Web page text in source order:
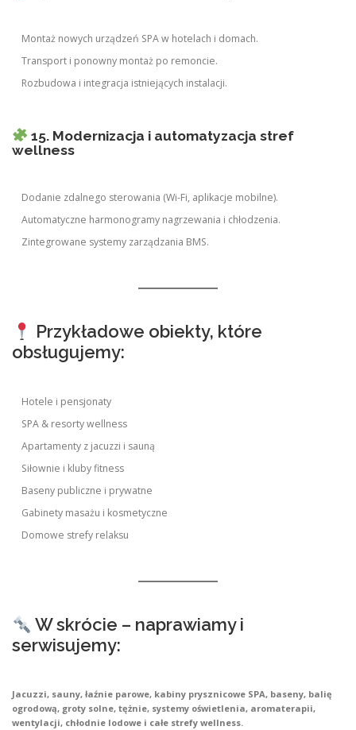
Montaż nowych urządzeń SPA w hotelach i domach.
Transport i ponowny montaż po remoncie.
Rozbudowa i integracja istniejących instalacji.
15. Modernizacja i automatyzacja stref
wellness
Dodanie zdalnego sterowania (Wi-Fi, aplikacje mobilne).
Automatyczne harmonogramy nagrzewania i chłodzenia.
Zintegrowane systemy zarządzania BMS.
Przykładowe obiekty, które
obsługujemy:
Hotele i pensjonaty
SPA & resorty wellness
Apartamenty z jacuzzi i sauną
Siłownie i kluby fitness
Baseny publiczne i prywatne
Gabinety masażu i kosmetyczne
Domowe strefy relaksu
W skrócie – naprawiamy i
serwisujemy:
Jacuzzi, sauny, łaźnie parowe, kabiny prysznicowe SPA, baseny, balię
ogrodową, groty solne, tężnie, systemy oświetlenia, aromaterapii,
wentylacji, chłodnie lodowe i całe strefy wellness.